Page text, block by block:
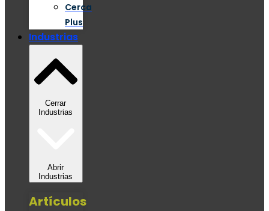
Cerca
Plus
Industrias
Cerrar
Industrias
Abrir
Industrias
Artículos